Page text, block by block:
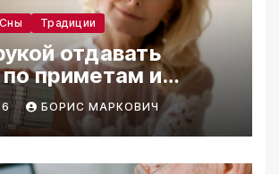
Традиции
отдавать
по приметам и
БОРИС МАРКОВИЧ